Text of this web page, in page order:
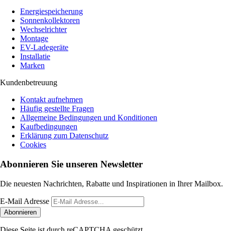
Energiespeicherung
Sonnenkollektoren
Wechselrichter
Montage
EV-Ladegeräte
Installatie
Marken
Kundenbetreuung
Kontakt aufnehmen
Häufig gestellte Fragen
Allgemeine Bedingungen und Konditionen
Kaufbedingungen
Erklärung zum Datenschutz
Cookies
Abonnieren Sie unseren Newsletter
Die neuesten Nachrichten, Rabatte und Inspirationen in Ihrer Mailbox.
E-Mail Adresse
Abonnieren